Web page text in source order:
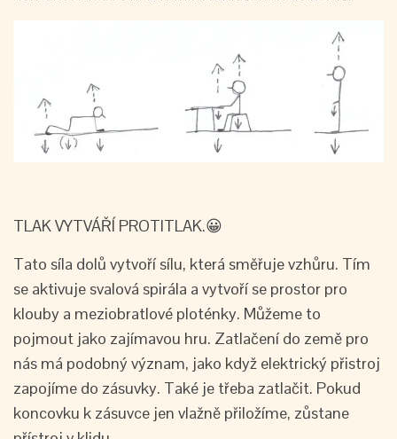
TLAK VYTVÁŘÍ PROTITLAK.😀
Tato síla dolů vytvoří sílu, která směřuje vzhůru. Tím
se aktivuje svalová spirála a vytvoří se prostor pro
klouby a meziobratlové ploténky. Můžeme to
pojmout jako zajímavou hru. Zatlačení do země pro
nás má podobný význam, jako když elektrický přistroj
zapojíme do zásuvky. Také je třeba zatlačit. Pokud
koncovku k zásuvce jen vlažně přiložíme, zůstane